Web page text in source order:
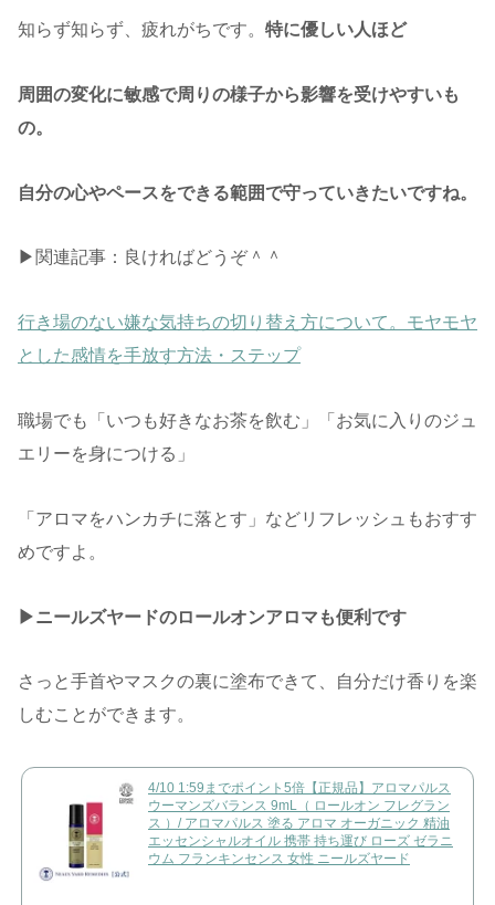
知らず知らず、疲れがちです。 特に優しい人ほど
周囲の変化に敏感で周りの様子から影響を受けやすいも
の。
自分の心やペースをできる範囲で守っていきたいですね。
▶︎関連記事：良ければどうぞ＾＾
行き場のない嫌な気持ちの切り替え方について。モヤモヤ
とした感情を手放す方法・ステップ
職場でも「いつも好きなお茶を飲む」「お気に入りのジュ
エリーを身につける」
「アロマをハンカチに落とす」などリフレッシュもおすす
めですよ。
▶︎ニールズヤードのロールオンアロマも便利です
さっと手首やマスクの裏に塗布できて、自分だけ香りを楽
しむことができます。
4/10 1:59までポイント5倍【正規品】アロマパルス
ウーマンズバランス 9mL（ ロールオン フレグラン
ス ）/ アロマパルス 塗る アロマ オーガニック 精油
エッセンシャルオイル 携帯 持ち運び ローズ ゼラニ
ウム フランキンセンス 女性 ニールズヤード